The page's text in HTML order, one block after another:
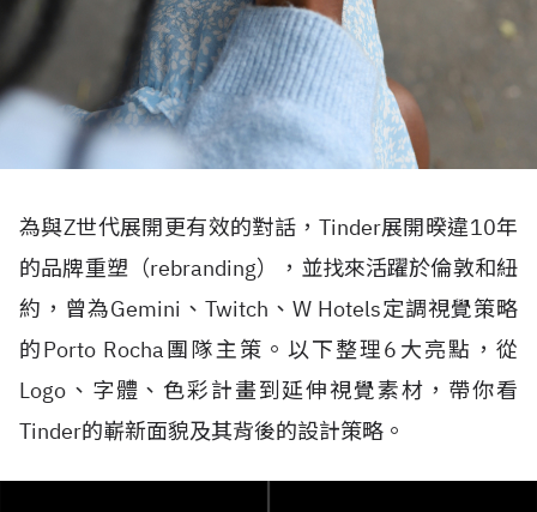
為與Z世代展開更有效的對話，Tinder展開暌違10年
的品牌重塑（rebranding），並找來活躍於倫敦和紐
約，曾為Gemini、Twitch、W Hotels定調視覺策略
的Porto Rocha團隊主策。以下整理6大亮點，從
Logo、字體、色彩計畫到延伸視覺素材，帶你看
Tinder的嶄新面貌及其背後的設計策略。